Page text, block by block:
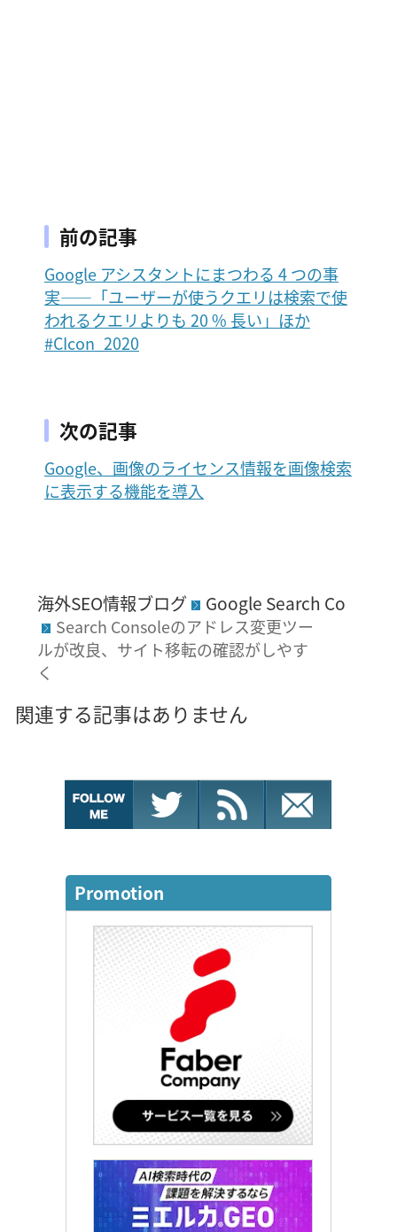
前の記事
Google アシスタントにまつわる 4 つの事
実――「ユーザーが使うクエリは検索で使
われるクエリよりも 20 % 長い」ほか
#CIcon_2020
次の記事
Google、画像のライセンス情報を画像検索
に表示する機能を導入
海外SEO情報ブログ Google Search Console
Search Consoleのアドレス変更ツー
ルが改良、サイト移転の確認がしやす
く
関連する記事はありません
Promotion